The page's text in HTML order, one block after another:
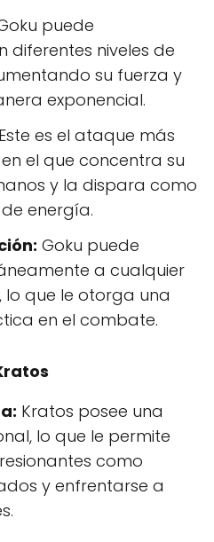
puede
diferentes niveles de
su fuerza y
exponencial.
Este es el ataque más
el que concentra su
y la dispara como
energía.
Goku puede
a cualquier
lo que le otorga una
en el combate.
Kratos posee una
lo que le permite
como
y enfrentarse a